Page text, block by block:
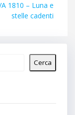
1810 – Luna e
stelle cadenti
Cerca